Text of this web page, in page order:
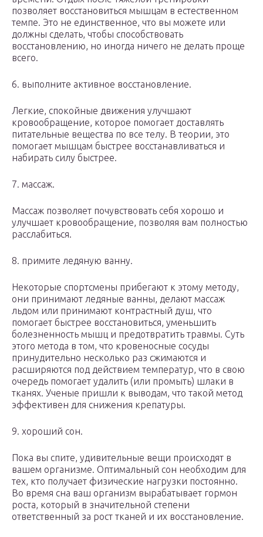
позволяет восстановиться мышцам в естественном
темпе. Это не единственное, что вы можете или
должны сделать, чтобы способствовать
восстановлению, но иногда ничего не делать проще
всего.
6. выполните активное восстановление.
Легкие, спокойные движения улучшают
кровообращение, которое помогает доставлять
питательные вещества по все телу. В теории, это
помогает мышцам быстрее восстанавливаться и
набирать силу быстрее.
7. массаж.
Массаж позволяет почувствовать себя хорошо и
улучшает кровообращение, позволяя вам полностью
расслабиться.
8. примите ледяную ванну.
Некоторые спортсмены прибегают к этому методу,
они принимают ледяные ванны, делают массаж
льдом или принимают контрастный душ, что
помогает быстрее восстановиться, уменьшить
болезненность мышц и предотвратить травмы. Суть
этого метода в том, что кровеносные сосуды
принудительно несколько раз сжимаются и
расширяются под действием температур, что в свою
очередь помогает удалить (или промыть) шлаки в
тканях. Ученые пришли к выводам, что такой метод
эффективен для снижения крепатуры.
9. хороший сон.
Пока вы спите, удивительные вещи происходят в
вашем организме. Оптимальный сон необходим для
тех, кто получает физические нагрузки постоянно.
Во время сна ваш организм вырабатывает гормон
роста, который в значительной степени
ответственный за рост тканей и их восстановление.